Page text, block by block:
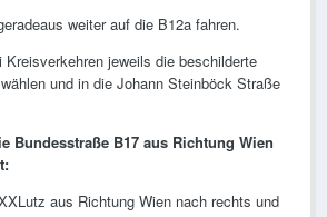
weiter auf die B12a fahren.
jeweils die beschilderte
und in die Johann Steinböck Straße
Bundesstraße B17 aus Richtung Wien
aus Richtung Wien nach rechts und